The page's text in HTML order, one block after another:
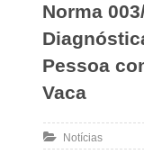
Norma
Pessoa
Vaca
Notícias